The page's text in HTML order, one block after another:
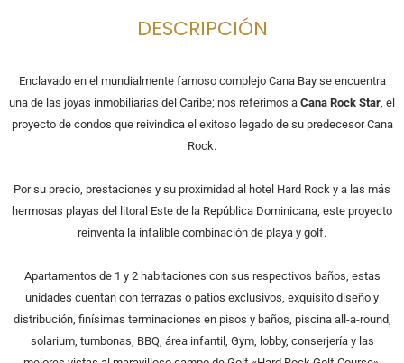
DESCRIPCIÓN
Enclavado en el mundialmente famoso complejo Cana Bay se encuentra
una de las joyas inmobiliarias del Caribe; nos referimos a Cana Rock Star, el
proyecto de condos que reivindica el exitoso legado de su predecesor Cana
Rock.
Por su precio, prestaciones y su proximidad al hotel Hard Rock y a las más
hermosas playas del litoral Este de la República Dominicana, este proyecto
reinventa la infalible combinación de playa y golf.
Apartamentos de 1 y 2 habitaciones con sus respectivos baños, estas
unidades cuentan con terrazas o patios exclusivos, exquisito diseño y
distribución, finísimas terminaciones en pisos y baños, piscina all-a-round,
solarium, tumbonas, BBQ, área infantil, Gym, lobby, conserjería y las